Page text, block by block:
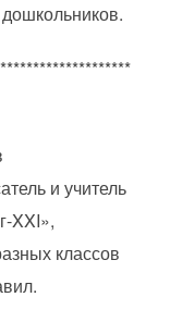
и учитель
XXI»,
классов